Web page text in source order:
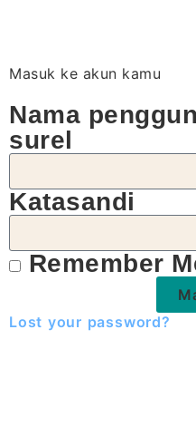
Masuk ke akun kamu
Nama
surel
Katasandi
Remember
Lost your password?